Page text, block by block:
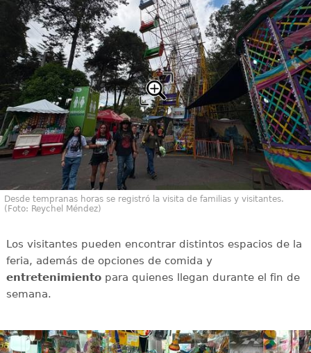
Desde tempranas horas se registró la visita de familias y visitantes.
(Foto: Reychel Méndez)
Los visitantes pueden encontrar distintos espacios de la
feria, además de opciones de comida y
entretenimientopara quienes llegan durante el fin de
semana.